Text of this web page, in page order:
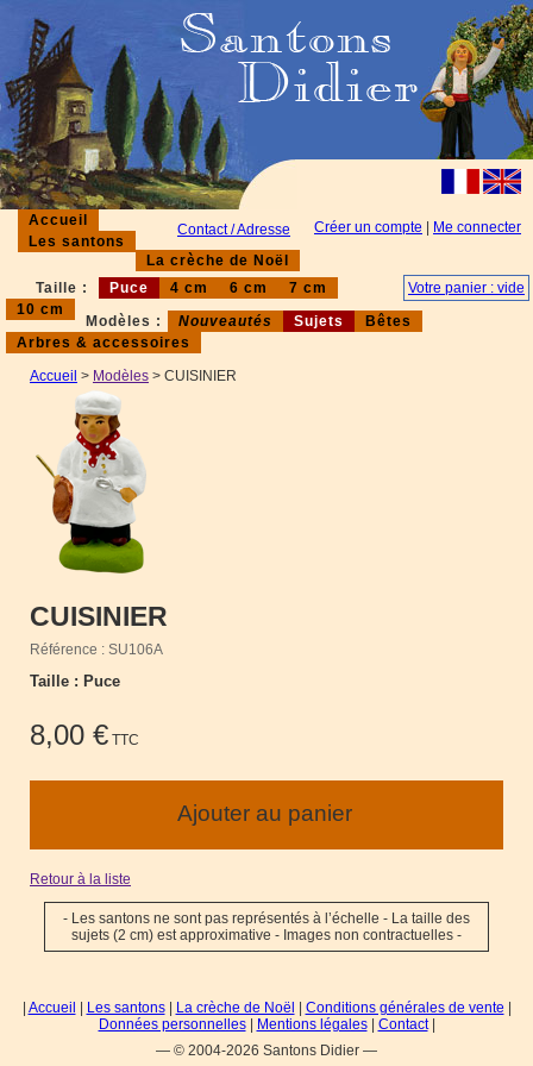
Créer un compte Me connecter
Contact / Adresse
Accueil
Les santons
La crèche de Noël
Votre panier : vide
Taille : Puce 4 cm 6 cm
7 cm
10 cm
Modèles : Nouveautés Sujets
Bêtes
Arbres & accessoires
Accueil > Modèles > CUISINIER
CUISINIER
Référence : SU106A
Taille : Puce
8,00 € TTC
Retour à la liste
- Les santons ne sont pas représentés à l’échelle - La taille des
sujets (2 cm) est approximative - Images non contractuelles -
| Accueil | Les santons| La crèche de Noël | Conditions générales de vente |
Données personnelles| Mentions légales| Contact|
— © 2004-2026 Santons Didier —